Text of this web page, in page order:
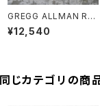
GREGG ALLMAN RA
GLAN TEE "I'm No A
ngel"
¥12,540
同じカテゴリの商